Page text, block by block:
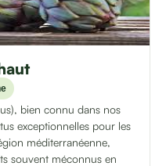
bien connu dans nos
exceptionnelles pour les
méditerranéenne,
souvent méconnus en